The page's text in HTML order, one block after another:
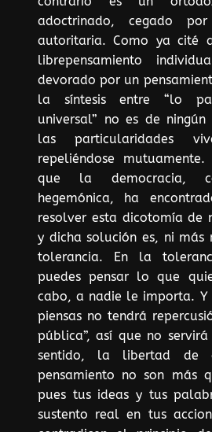
adoctrinado, cegado
autoritaria. Como ya cité
librepensamiento
devorado por un
la síntesis entre “lo
universal” no es de
las particularidades
repeliéndose
que la democracia,
hegemónica, ha
resolver esta dicotomía de
y dicha solución es, ni más
tolerancia. En la
puedes pensar lo que
cabo, a nadie le importa.
piensas no tendrá
pública”, así que no
sentido, la libertad de
pensamiento no son más
pues tus ideas y tus
sustento real en tus